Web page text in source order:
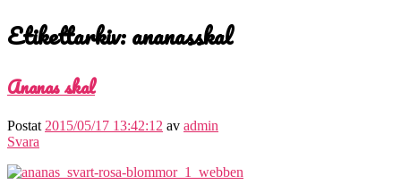
Etikettarkiv:ananasskal
Ananas skal
Postat 2015/05/17 13:42:12 av admin
Svara